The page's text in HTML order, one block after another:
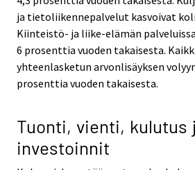
ja tietoliikennepalvelut kasvoivat
Kiinteistö- ja liike-elämän
6 prosenttia vuoden takaisesta.
yhteenlasketun arvonlisäyksen
prosenttia vuoden takaisesta.
Tuonti, vienti, kulutus
investoinnit